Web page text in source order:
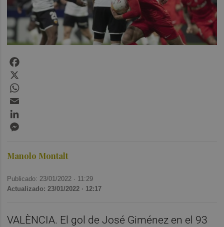
Manolo Montalt
Publicado: 23/01/2022 · 11:29
Actualizado: 23/01/2022 · 12:17
VALÈNCIA. El gol de José Giménez en el 93